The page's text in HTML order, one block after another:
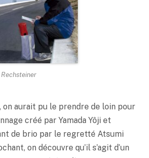
on aurait pu le prendre de loin pour
créé par Yamada Yôji et
de brio par le regretté Atsumi
on découvre qu’il s’agit d’un